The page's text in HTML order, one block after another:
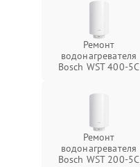
Ремонт
водонагревателя
Bosch WST 400-5C
Ремонт
водонагревателя
Bosch WST 200-5C